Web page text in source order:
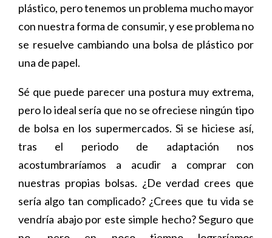
plástico, pero tenemos un problema mucho mayor
con nuestra forma de consumir, y ese problema no
se resuelve cambiando una bolsa de plástico por
una de papel.
Sé que puede parecer una postura muy extrema,
pero lo ideal sería que no se ofreciese ningún tipo
de bolsa en los supermercados. Si se hiciese así,
tras el periodo de adaptación nos
acostumbraríamos a acudir a comprar con
nuestras propias bolsas. ¿De verdad crees que
sería algo tan complicado? ¿Crees que tu vida se
vendría abajo por este simple hecho? Seguro que